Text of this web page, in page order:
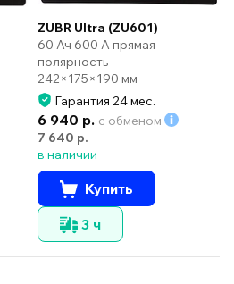
ZUBR Ultra (ZU601)
60 Ач 600 А прямая
полярность
242×175×190 мм
Гарантия 24 мес.
6 940 р. с обменом
7 640 р.
в наличии
Купить
3 ч